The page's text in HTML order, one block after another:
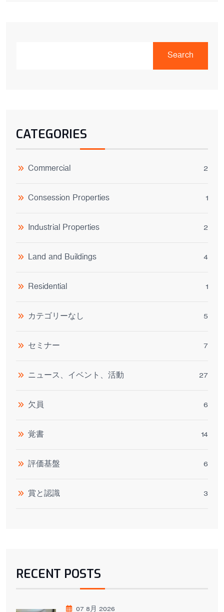
Search
CATEGORIES
Commercial 2
Consession Properties 1
Industrial Properties 2
Land and Buildings 4
Residential 1
カテゴリーなし 5
セミナー 7
ニュース、イベント、活動 27
欠員 6
覚書 14
評価基盤 6
賞と認識 3
RECENT POSTS
07 8月 2026